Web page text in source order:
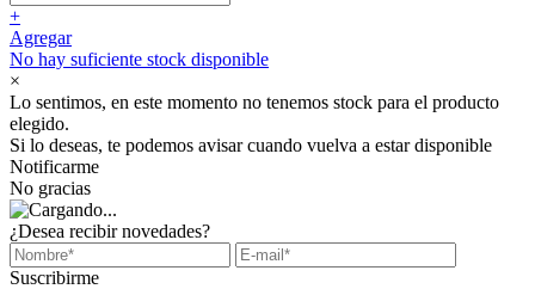
+
Agregar
No hay suficiente stock disponible
×
Lo sentimos, en este momento no tenemos stock para el producto
elegido.
Si lo deseas, te podemos avisar cuando vuelva a estar disponible
Notificarme
No gracias
¿Desea recibir novedades?
Suscribirme